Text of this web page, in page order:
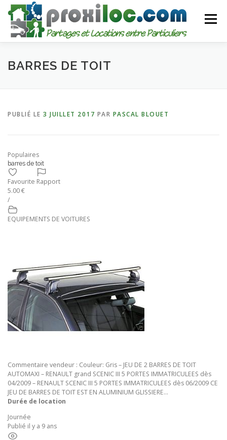
Aller
contenu
Menu
CATEGORIES AJOUTER UNE ANNONCE
BARRES DE TOIT
PUBLIÉ LE 3 JUILLET 2017 PAR PASCAL BLOUET
Populaires
barres de toit
Favourite Rapport
5.00 €
/
EQUIPEMENTS DE VOITURES
Commentaire vendeur : Couleur: Gris – JEU DE 2 BARRES DE TOIT
AUTOMAXI – RENAULT grand SCENIC III 5 PORTES IMMATRICULEES dès
04/2009 – RENAULT SCENIC III 5 PORTES IMMATRICULEES dès 06/2009 CE
JEU DE BARRES DE TOIT EST EN ALUMINIUM GLISSIERE…
Durée de location
Journée
Publié il y a 9 ans